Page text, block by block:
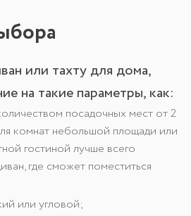
или тахту для дома,
на такие параметры, как:
посадочных мест от 2
комнат небольшой площади или
гостиной лучше всего
где сможет поместиться
или угловой;